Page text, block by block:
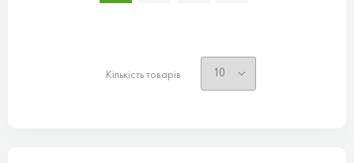
Кількість товарів